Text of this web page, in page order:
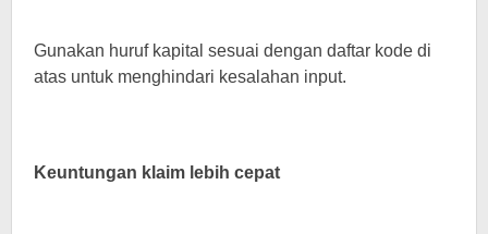
Gunakan huruf kapital sesuai dengan daftar kode di
atas untuk menghindari kesalahan input.
Keuntungan klaim lebih cepat